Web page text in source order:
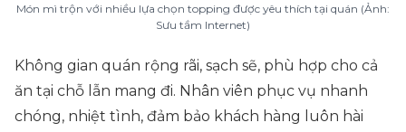
Món mì trộn với nhiều lựa chọn topping được yêu thích tại quán (Ảnh:
Sưu tầm Internet)
Không gian quán rộng rãi, sạch sẽ, phù hợp cho cả
ăn tại chỗ lẫn mang đi. Nhân viên phục vụ nhanh
chóng, nhiệt tình, đảm bảo khách hàng luôn hài